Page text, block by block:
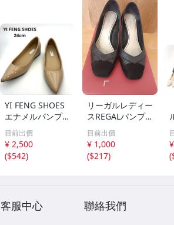
YI FENG SHOES
エナメルパンプス
ベージュ ポイン
テッドトゥ 24
目前出價
¥ 2,500
($542)
リーガルレディー
スREGALパンプ
ス２３cm黒
目前出價
¥ 1,000
($217)
(
客服中心 聯絡我們